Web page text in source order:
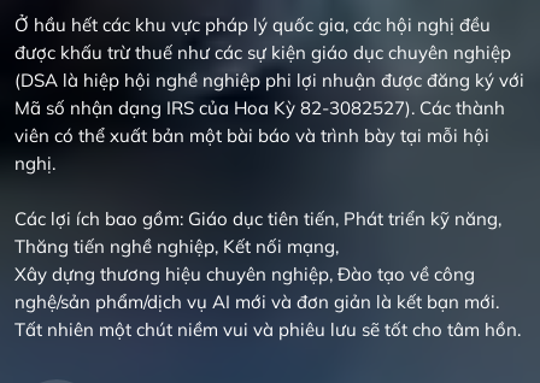
Ở hầu hết các khu vực pháp lý quốc gia, các hội nghị đều
được khấu trừ thuế như các sự kiện giáo dục chuyên nghiệp
(DSA là hiệp hội nghề nghiệp phi lợi nhuận được đăng ký với
Mã số nhận dạng IRS của Hoa Kỳ 82-3082527). Các thành
viên có thể xuất bản một bài báo và trình bày tại mỗi hội
nghị.
Các lợi ích bao gồm: Giáo dục tiên tiến, Phát triển kỹ năng,
Thăng tiến nghề nghiệp, Kết nối mạng,
Xây dựng thương hiệu chuyên nghiệp, Đào tạo về công
nghệ/sản phẩm/dịch vụ AI mới và đơn giản là kết bạn mới.
Tất nhiên một chút niềm vui và phiêu lưu sẽ tốt cho tâm hồn.